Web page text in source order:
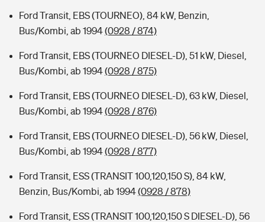
Ford Transit, EBS (TOURNEO), 84 kW, Benzin,
Bus/Kombi, ab 1994(0928 / 874)
Ford Transit, EBS (TOURNEO DIESEL-D), 51 kW, Diesel,
Bus/Kombi, ab 1994(0928 / 875)
Ford Transit, EBS (TOURNEO DIESEL-D), 63 kW, Diesel,
Bus/Kombi, ab 1994(0928 / 876)
Ford Transit, EBS (TOURNEO DIESEL-D), 56 kW, Diesel,
Bus/Kombi, ab 1994(0928 / 877)
Ford Transit, ESS (TRANSIT 100,120,150 S), 84 kW,
Benzin, Bus/Kombi, ab 1994(0928 / 878)
Ford Transit, ESS (TRANSIT 100,120,150 S DIESEL-D), 56